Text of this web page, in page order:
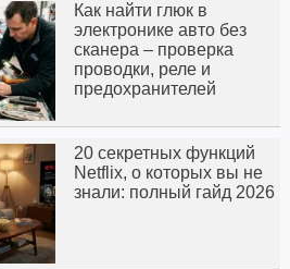
Как найти глюк в
электронике авто без
сканера – проверка
проводки, реле и
предохранителей
20 секретных функций
Netflix, о которых вы не
знали: полный гайд 2026